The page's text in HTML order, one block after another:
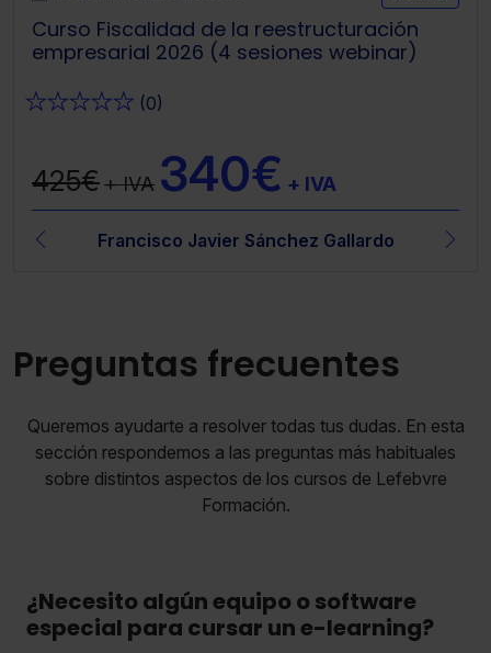
Curso Fiscalidad de la reestructuración
empresarial 2026 (4 sesiones webinar)
★★★★★ (0)
425€+ IVA 340€ + IVA
Francisco Javier Sánchez Gallardo
Preguntas frecuentes
Queremos ayudarte a resolver todas tus dudas. En esta
sección respondemos a las preguntas más habituales
sobre distintos aspectos de los cursos de Lefebvre
Formación.
¿Necesito algún equipo o software
especial para cursar un e-learning?